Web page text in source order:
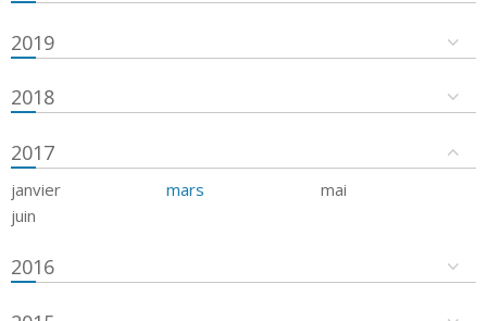
2019
2018
2017
janvier mars
mai
juin
2016